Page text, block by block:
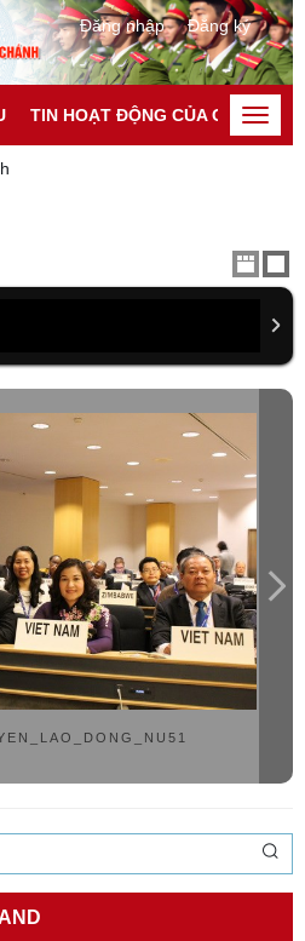
Đăng nhập Đăng ký
TIN HOẠT ĐỘNG CỦA CATPToggle